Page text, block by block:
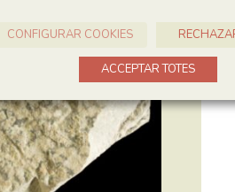
CONFIGURAR COOKIES
ACCEPTAR TOTES